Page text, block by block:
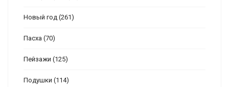
Новый год (261)
Пасха (70)
Пейзажи (125)
Подушки (114)